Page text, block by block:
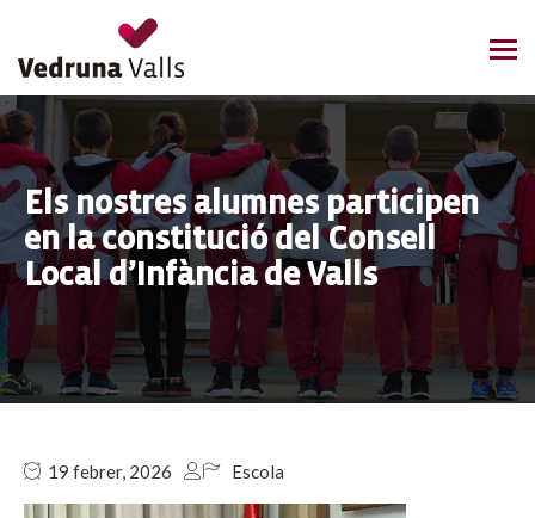
Els nostres alumnes participen
en la constitució del Consell
Local d’Infància de Valls
19 febrer, 2026 Escola